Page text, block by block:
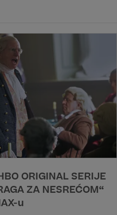
ORIGINAL SERIJE
ZA NESREĆOM“
u